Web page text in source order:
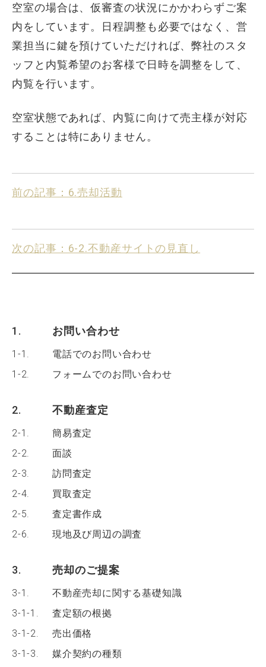
1. お問い合わせ
1-1.
電話でのお問い合わせ
1-2.
フォームでのお問い合わせ
2. 不動産査定
2-1.
簡易査定
2-2.
面談
2-3.
訪問査定
2-4.
買取査定
2-5.
査定書作成
2-6.
現地及び周辺の調査
3. 売却のご提案
3-1.
不動産売却に関する基礎知識
3-1-1.
査定額の根拠
3-1-2.
売出価格
3-1-3.
媒介契約の種類
空室の場合は、仮審査の状況にかかわらずご案
内をしています。日程調整も必要ではなく、営
業担当に鍵を預けていただければ、弊社のスタ
ッフと内覧希望のお客様で日時を調整をして、
内覧を行います。
空室状態であれば、内覧に向けて売主様が対応
することは特にありません。
前の記事：6.売却活動
次の記事：6-2.不動産サイトの見直し